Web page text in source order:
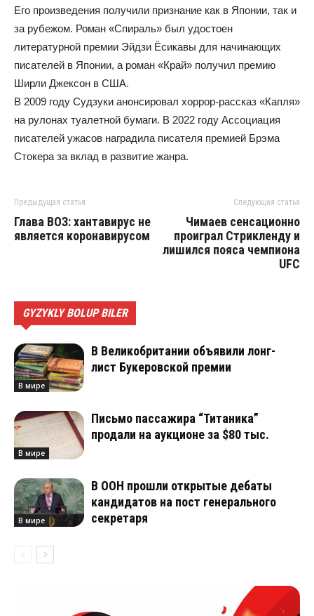
Его произведения получили признание как в Японии, так и
за рубежом. Роман «Спираль» был удостоен
литературной премии Эйдзи Ёсикавы для начинающих
писателей в Японии, а роман «Край» получил премию
Ширли Джексон в США.
В 2009 году Судзуки анонсировал хоррор-рассказ «Капля»
на рулонах туалетной бумаги. В 2022 году Ассоциация
писателей ужасов наградила писателя премией Брэма
Стокера за вклад в развитие жанра.
Предыдущая статья
Глава ВОЗ: хантавирус не
является коронавирусом
Следующая статья
Чимаев сенсационно
проиграл Стрикленду и
лишился пояса чемпиона
UFC
GYZYKLY BOLUP BILER
В мире
В Великобритании объявили лонг-
лист Букеровской премии
В мире
Письмо пассажира “Титаника”
продали на аукционе за $80 тыс.
В мире
В ООН прошли открытые дебаты
кандидатов на пост генерального
секретаря